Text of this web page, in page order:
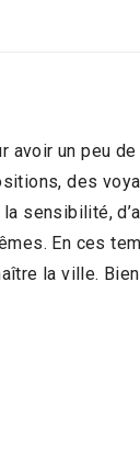
un peu
des
sensibilité,
En ces
la ville.